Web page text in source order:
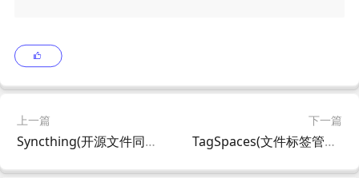
上一篇
Syncthing(开源文件同步工具) v2.1.2 中文绿色版
下一篇
TagSpaces(文件标签管理器) v6.13.11 中文绿色版